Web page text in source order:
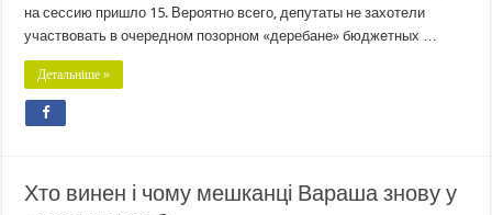
на сессию пришло 15. Вероятно всего, депутаты не захотели
участвовать в очередном позорном «деребане» бюджетных …
Детальніше »
Хто винен і чому мешканці Вараша знову у